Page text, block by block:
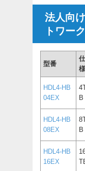
法人向
トワー
型番
仕
様
HDL4-HB
04EX
B
HDL4-HB
08EX
B
HDL4-HB
16EX